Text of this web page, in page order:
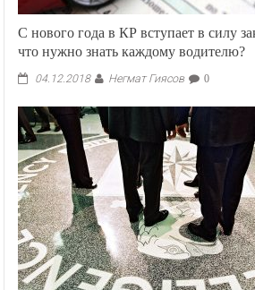
С нового года в КР вступает в силу
что нужно знать каждому водителю?
04.12.2018 Негмат Гиясов 0